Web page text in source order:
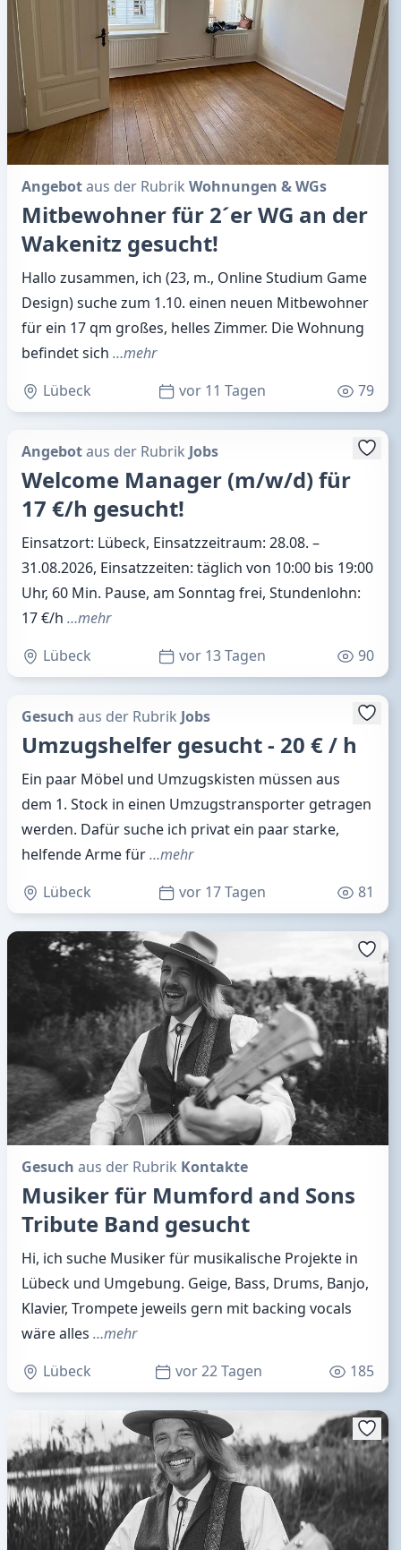
Angebotaus der Rubrik Wohnungen & WGs
Mitbewohner für 2´er WG an der
Wakenitz gesucht!
Hallo zusammen, ich (23, m., Online Studium Game
Design) suche zum 1.10. einen neuen Mitbewohner
für ein 17 qm großes, helles Zimmer. Die Wohnung
befindet sich …mehr
Lübeck
vor 11 Tagen 79
Angebotaus der Rubrik Jobs
Welcome Manager (m/w/d) für
17 €/h gesucht!
Einsatzort: Lübeck, Einsatzzeitraum: 28.08. –
31.08.2026, Einsatzzeiten: täglich von 10:00 bis 19:00
Uhr, 60 Min. Pause, am Sonntag frei, Stundenlohn:
17 €/h …mehr
Lübeck
vor 13 Tagen 90
Gesuch aus der Rubrik Jobs
Umzugshelfer gesucht - 20 € / h
Ein paar Möbel und Umzugskisten müssen aus
dem 1. Stock in einen Umzugstransporter getragen
werden. Dafür suche ich privat ein paar starke,
helfende Arme für…mehr
Lübeck
vor 17 Tagen 81
Gesuch aus der Rubrik Kontakte
Musiker für Mumford and Sons
Tribute Band gesucht
Hi, ich suche Musiker für musikalische Projekte in
Lübeck und Umgebung. Geige, Bass, Drums, Banjo,
Klavier, Trompete jeweils gern mit backing vocals
wäre alles …mehr
Lübeck
vor 22 Tagen 185